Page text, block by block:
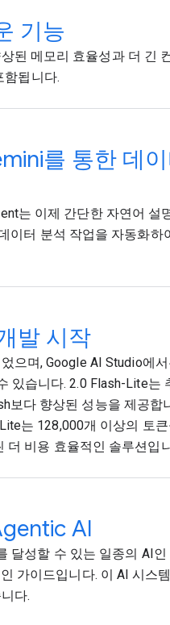
기능
된 메모리 효율성과 더 긴
함됩니다.
를 통한 데
는 이제 간단한 자연어 설
이터 분석 작업을 자동화하
발 시작
으며, Google AI Studio에
있습니다. 2.0 Flash-Lite는
보다 향상된 성능을 제공합
는 128,000개 이상의 토
더 비용 효율적인 솔루션입
AI
달성할 수 있는 일종의 AI인
가이드입니다. 이 AI 시스
다.